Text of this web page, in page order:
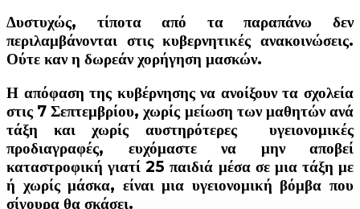
Δυστυχώς, τίποτα από τα παραπάνω δεν
περιλαμβάνονται στις κυβερνητικές ανακοινώσεις.
Ούτε καν η δωρεάν χορήγηση μασκών.
Η απόφαση της κυβέρνησης να ανοίξουν τα σχολεία
στις 7 Σεπτεμβρίου, χωρίς μείωση των μαθητών ανά
τάξη και χωρίς αυστηρότερες υγειονομικές
προδιαγραφές, ευχόμαστε να μην αποβεί
καταστροφική γιατί 25 παιδιά μέσα σε μια τάξη με
ή χωρίς μάσκα, είναι μια υγειονομική βόμβα που
σίγουρα θα σκάσει.